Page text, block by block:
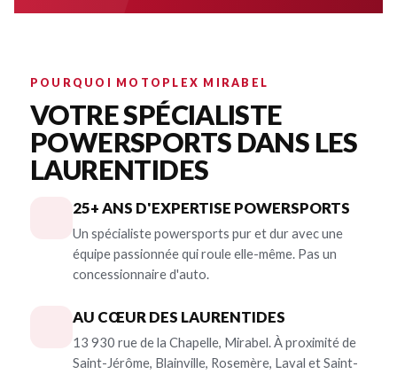
POURQUOI MOTOPLEX MIRABEL
VOTRE SPÉCIALISTE
POWERSPORTS DANS LES
LAURENTIDES
25+ ANS D'EXPERTISE POWERSPORTS
Un spécialiste powersports pur et dur avec une
équipe passionnée qui roule elle-même. Pas un
concessionnaire d'auto.
AU CŒUR DES LAURENTIDES
13 930 rue de la Chapelle, Mirabel. À proximité de
Saint-Jérôme, Blainville, Rosemère, Laval et Saint-